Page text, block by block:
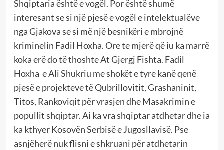
Shqiptaria është e vogël. Por është shumë
interesant se si një pjesë e vogël e intelektualëve
nga Gjakova se si më një besnikëri e mbrojnë
kriminelin Fadil Hoxha. Ore te mjerë që iu ka marrë
koka erë do të thoshte At Gjergj Fishta. Fadil
Hoxha e Ali Shukriu me shokët e tyre kanë qenë
pjesë e projekteve të Qubrillovitit, Grashaninit,
Titos, Rankoviqit për vrasjen dhe Masakrimin e
popullit shqiptar. Ai ka vra shqiptar atdhetar dhe ia
ka kthyer Kosovën Serbisë e Jugosllavisë. Pse
asnjëherë nuk flisni e shkruani për atdhetarin